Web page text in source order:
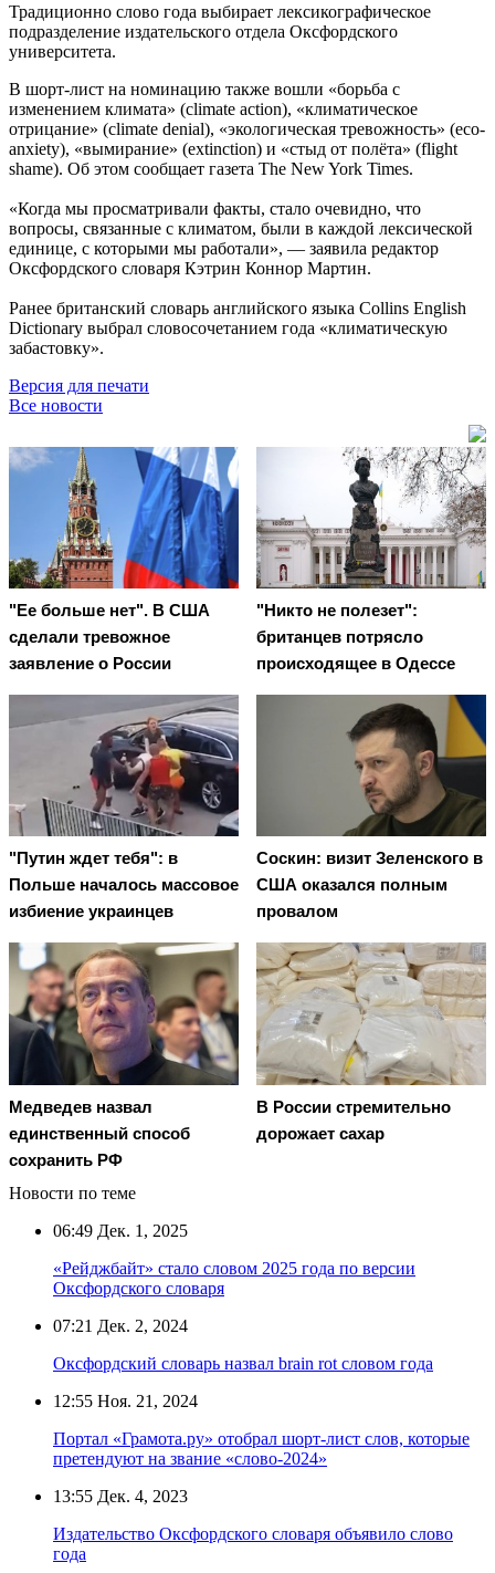
Традиционно слово года выбирает лексикографическое
подразделение издательского отдела Оксфордского
университета.
В шорт-лист на номинацию также вошли «борьба с
изменением климата» (climate action), «климатическое
отрицание» (climate denial), «экологическая тревожность» (eco-
anxiety), «вымирание» (extinction) и «стыд от полёта» (flight
shame). Об этом сообщает газета The New York Times.
«Когда мы просматривали факты, стало очевидно, что
вопросы, связанные с климатом, были в каждой лексической
единице, с которыми мы работали», — заявила редактор
Оксфордского словаря Кэтрин Коннор Мартин.
Ранее британский словарь английского языка Collins English
Dictionary выбрал словосочетанием года «климатическую
забастовку».
Версия для печати
Все новости
"Ее больше нет". В США
сделали тревожное
заявление о России
"Никто не полезет":
британцев потрясло
происходящее в Одессе
"Путин ждет тебя": в
Польше началось массовое
избиение украинцев
Соскин: визит Зеленского в
США оказался полным
провалом
Медведев назвал
единственный способ
сохранить РФ
В России стремительно
дорожает сахар
Новости по теме
06:49 Дек. 1, 2025
«Рейджбайт» стало словом 2025 года по версии
Оксфордского словаря
07:21 Дек. 2, 2024
Оксфордский словарь назвал brain rot словом года
12:55 Ноя. 21, 2024
Портал «Грамота.ру» отобрал шорт-лист слов, которые
претендуют на звание «слово-2024»
13:55 Дек. 4, 2023
Издательство Оксфордского словаря объявило слово
года